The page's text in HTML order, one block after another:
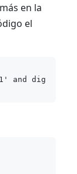
en la
el